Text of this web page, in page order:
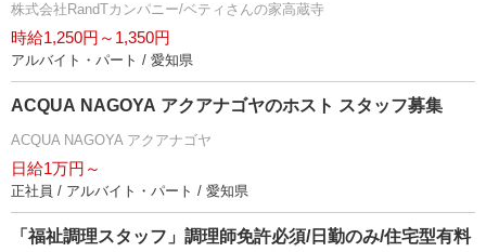
株式会社RandTカンパニー/ベティさんの家高蔵寺
時給1,250円～1,350円
アルバイト・パート / 愛知県
ACQUA NAGOYA アクアナゴヤのホスト スタッフ募集
ACQUA NAGOYA アクアナゴヤ
日給1万円～
正社員 / アルバイト・パート / 愛知県
「福祉調理スタッフ」調理師免許必須/日勤のみ/住宅型有料